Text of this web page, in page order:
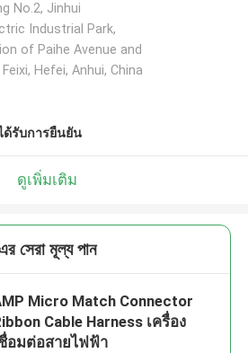
No.2, Jinhui
Industrial Park,
of Paihe Avenue and
Hefei, Anhui, China
ด้รับการยืนยัน
ดูเพิ่มเติม
সেরা মূল্য পান
Micro Match Connector
Cable Harness เครื่อง
อมต่อสายไฟฟ้า